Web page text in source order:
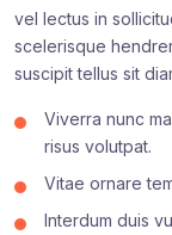
vel lectus in
scelerisque
suscipit tellus sit
Viverra nunc
risus volutpat.
Vitae ornare
Interdum duis